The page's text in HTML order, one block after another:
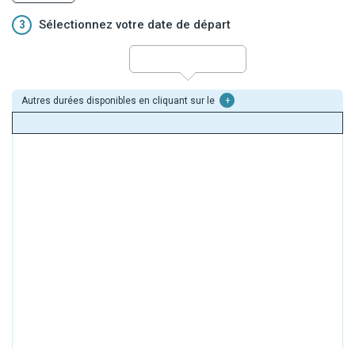
3 Sélectionnez votre date de départ
Autres durées disponibles en cliquant sur le +